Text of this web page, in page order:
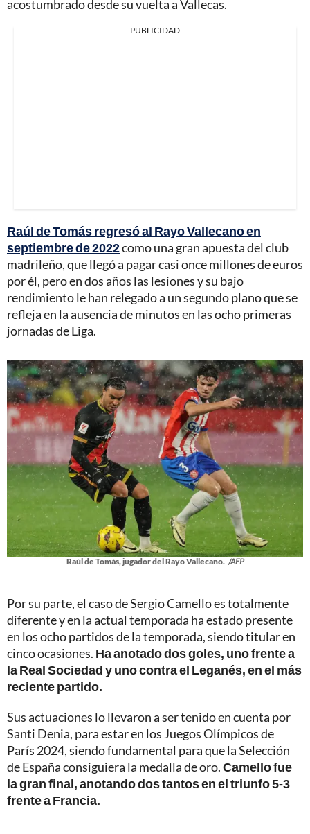
acostumbrado desde su vuelta a Vallecas.
PUBLICIDAD
Raúl de Tomás regresó al Rayo Vallecano en
septiembre de 2022como una gran apuesta del club
madrileño, que llegó a pagar casi once millones de euros
por él, pero en dos años las lesiones y su bajo
rendimiento le han relegado a un segundo plano que se
refleja en la ausencia de minutos en las ocho primeras
jornadas de Liga.
Raúl de Tomás, jugador del Rayo Vallecano. /AFP
Por su parte, el caso de Sergio Camello es totalmente
diferente y en la actual temporada ha estado presente
en los ocho partidos de la temporada, siendo titular en
cinco ocasiones. Ha anotado dos goles, uno frente a
la Real Sociedad y uno contra el Leganés, en el más
reciente partido.
Sus actuaciones lo llevaron a ser tenido en cuenta por
Santi Denia, para estar en los Juegos Olímpicos de
París 2024, siendo fundamental para que la Selección
de España consiguiera la medalla de oro.Camello fue
la gran final, anotando dos tantos en el triunfo 5-3
frente a Francia.